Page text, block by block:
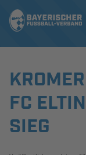
ERGEBNISSE &
C
IEG